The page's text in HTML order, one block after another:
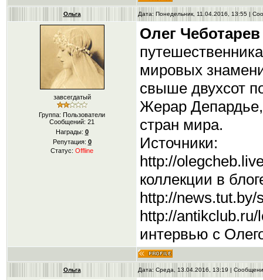
Ольга Дата: Понедельник, 11.04.2016, 13:55 |
завсегдатый
Группа: Пользователи
Сообщений: 21
Награды: 0
Репутация: 0
Статус: Offline
Олег Чеботарев
мировых
свыше двухсот
Жерар
стран мира.
Источники:
http://
коллекции в
http://news.tut.by/
http://
интервью с
Ольга Дата: Среда, 13.04.2016, 13:19 |